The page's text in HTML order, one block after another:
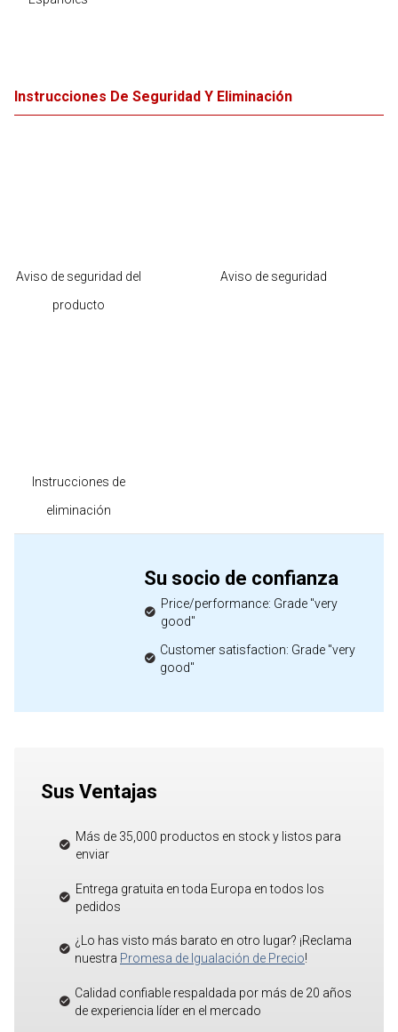
Instrucciones De Seguridad Y Eliminación
Aviso de seguridad del
producto
Aviso de seguridad
Instrucciones de
eliminación
Su socio de confianza
Price/performance: Grade "very
good"
Customer satisfaction: Grade "very
good"
Sus Ventajas
Más de 35,000 productos en stock y listos para
enviar
Entrega gratuita en toda Europa en todos los
pedidos
¿Lo has visto más barato en otro lugar? ¡Reclama
nuestra Promesa de Igualación de Precio!
Calidad confiable respaldada por más de 20 años
de experiencia líder en el mercado